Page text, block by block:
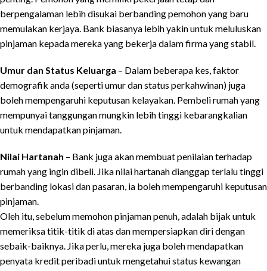
berpengalaman lebih disukai berbanding pemohon yang baru
memulakan kerjaya. Bank biasanya lebih yakin untuk meluluskan
pinjaman kepada mereka yang bekerja dalam firma yang stabil.
Umur dan Status Keluarga – Dalam beberapa kes, faktor
demografik anda (seperti umur dan status perkahwinan) juga
boleh mempengaruhi keputusan kelayakan. Pembeli rumah yang
mempunyai tanggungan mungkin lebih tinggi kebarangkalian
untuk mendapatkan pinjaman.
Nilai Hartanah – Bank juga akan membuat penilaian terhadap
rumah yang ingin dibeli. Jika nilai hartanah dianggap terlalu tinggi
berbanding lokasi dan pasaran, ia boleh mempengaruhi keputusan
pinjaman.
Oleh itu, sebelum memohon pinjaman penuh, adalah bijak untuk
memeriksa titik-titik di atas dan mempersiapkan diri dengan
sebaik-baiknya. Jika perlu, mereka juga boleh mendapatkan
penyata kredit peribadi untuk mengetahui status kewangan